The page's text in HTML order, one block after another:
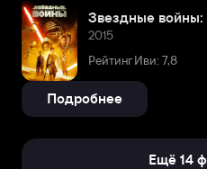
2015
Рейтинг Иви: 7,8
Подробнее
Ещё 14